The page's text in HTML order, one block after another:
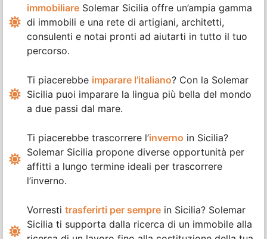
immobiliare Solemar Sicilia offre un’ampia gamma
di immobili e una rete di artigiani, architetti,
consulenti e notai pronti ad aiutarti in tutto il tuo
percorso.
Ti piacerebbe imparare l’italiano? Con la Solemar
Sicilia puoi imparare la lingua più bella del mondo
a due passi dal mare.
Ti piacerebbe trascorrere l’inverno in Sicilia?
Solemar Sicilia propone diverse opportunità per
affitti a lungo termine ideali per trascorrere
l’inverno.
Vorresti trasferirti per sempre in Sicilia? Solemar
Sicilia ti supporta dalla ricerca di un immobile alla